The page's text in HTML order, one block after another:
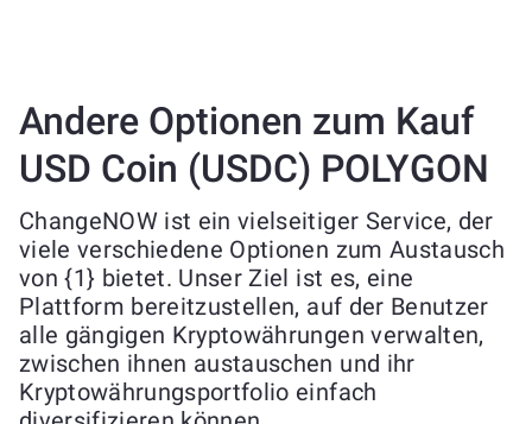
Andere Optionen zum Kauf
USD Coin (USDC) POLYGON
ChangeNOW ist ein vielseitiger Service, der
viele verschiedene Optionen zum Austausch
von {1} bietet. Unser Ziel ist es, eine
Plattform bereitzustellen, auf der Benutzer
alle gängigen Kryptowährungen verwalten,
zwischen ihnen austauschen und ihr
Kryptowährungsportfolio einfach